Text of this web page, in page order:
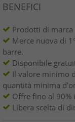
BENEFICI
Prodotti di
Merce nuova di
barre.
Disponibile
Il valore minimo
quantità minima
Offre fino al 90%
Libera scelta di